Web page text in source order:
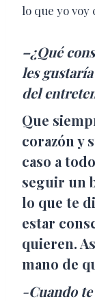
lo que yo voy
–¿Qué
les
del
Que
corazón y
caso a
seguir un
lo que te
estar
quieren.
mano de
-Cuando